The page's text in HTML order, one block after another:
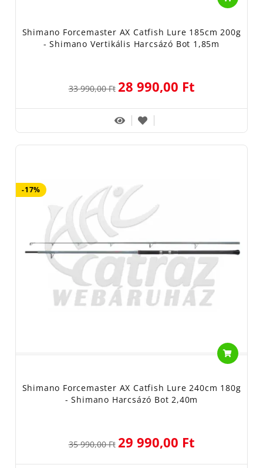
Shimano Forcemaster AX Catfish Lure 185cm 200g
- Shimano Vertikális Harcsázó Bot 1,85m
33 990,00 Ft 28 990,00 Ft
-17%
Shimano Forcemaster AX Catfish Lure 240cm 180g
- Shimano Harcsázó Bot 2,40m
35 990,00 Ft 29 990,00 Ft